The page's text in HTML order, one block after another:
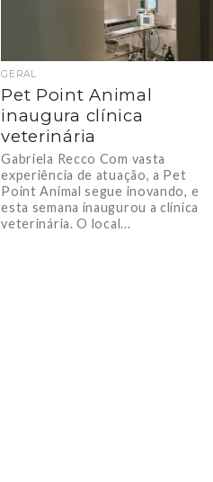
GERAL
Pet Point Animal
inaugura clínica
veterinária
Gabriela Recco Com vasta
experiência de atuação, a Pet
Point Animal segue inovando, e
esta semana inaugurou a clínica
veterinária. O local...